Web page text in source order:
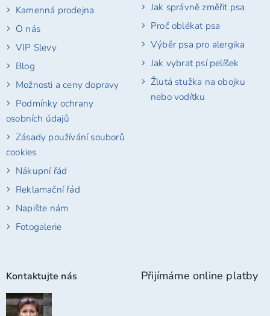
Kamenná prodejna
O nás
VIP Slevy
Blog
Možnosti a ceny dopravy
Podmínky ochrany
osobních údajů
Zásady používání souborů
cookies
Nákupní řád
Reklamační řád
Napište nám
Fotogalerie
Jak správně změřit psa
Proč oblékat psa
Výběr psa pro alergika
Jak vybrat psí pelíšek
Žlutá stužka na obojku
nebo vodítku
Kontaktujte nás Přijímáme online platby